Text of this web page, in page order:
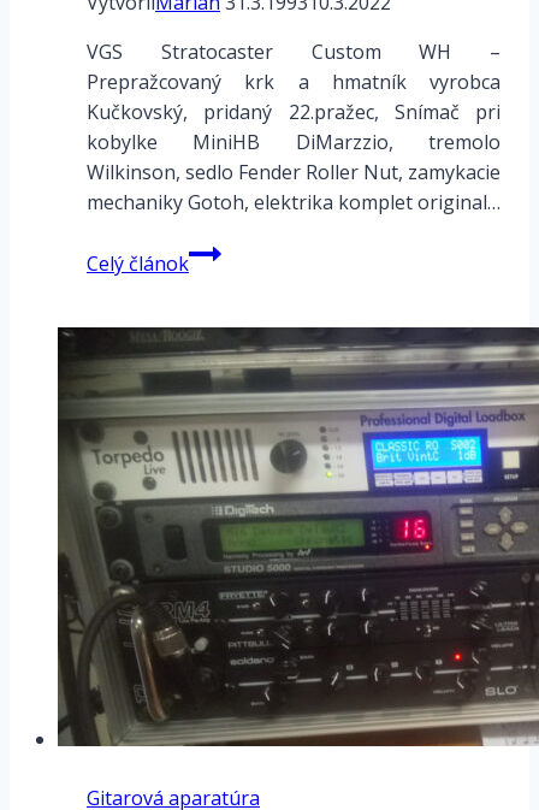
VGS Stratocaster Custom WH –
Prepražcovaný krk a hmatník vyrobca
Kučkovský, pridaný 22.pražec, Snímač pri
kobylke MiniHB DiMarzzio, tremolo
Wilkinson, sedlo Fender Roller Nut, zamykacie
mechaniky Gotoh, elektrika komplet original…
Celý článokVGS
Stratocaster
–
krk
Kučkovský
Gitarová aparatúra